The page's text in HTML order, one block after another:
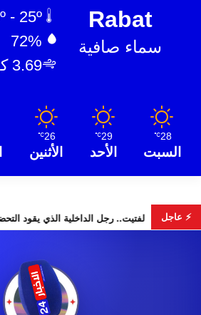
Rabat
سماء صافية
72%
3.69 كيلومتر/ساعة
28
℃
السبت
29
℃
الأحد
26
℃
الأثنين
⚡ عاجل
تخطف الأضواء لفتيت.. رجل الداخلية الذي يقود